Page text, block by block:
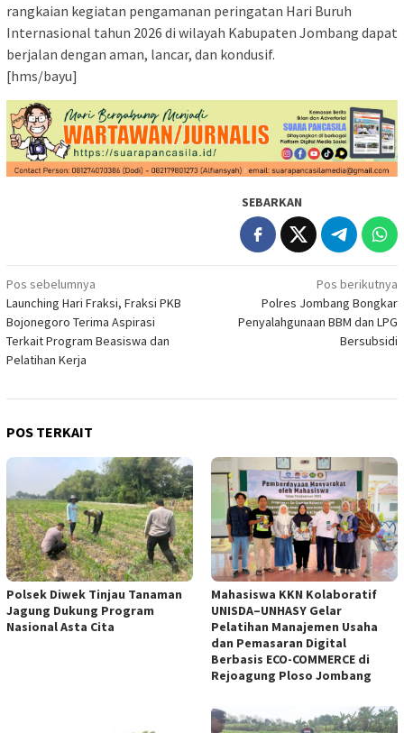
rangkaian kegiatan pengamanan peringatan Hari Buruh
Internasional tahun 2026 di wilayah Kabupaten Jombang dapat
berjalan dengan aman, lancar, dan kondusif.
[hms/bayu]
SEBARKAN
Navigasi
pos
Pos sebelumnya
Launching Hari Fraksi, Fraksi PKB
Bojonegoro Terima Aspirasi
Terkait Program Beasiswa dan
Pelatihan Kerja
Pos berikutnya
Polres Jombang Bongkar
Penyalahgunaan BBM dan LPG
Bersubsidi
POS TERKAIT
Polsek Diwek Tinjau Tanaman
Jagung Dukung Program
Nasional Asta Cita
Mahasiswa KKN Kolaboratif
UNISDA–UNHASY Gelar
Pelatihan Manajemen Usaha
dan Pemasaran Digital
Berbasis ECO-COMMERCE di
Rejoagung Ploso Jombang